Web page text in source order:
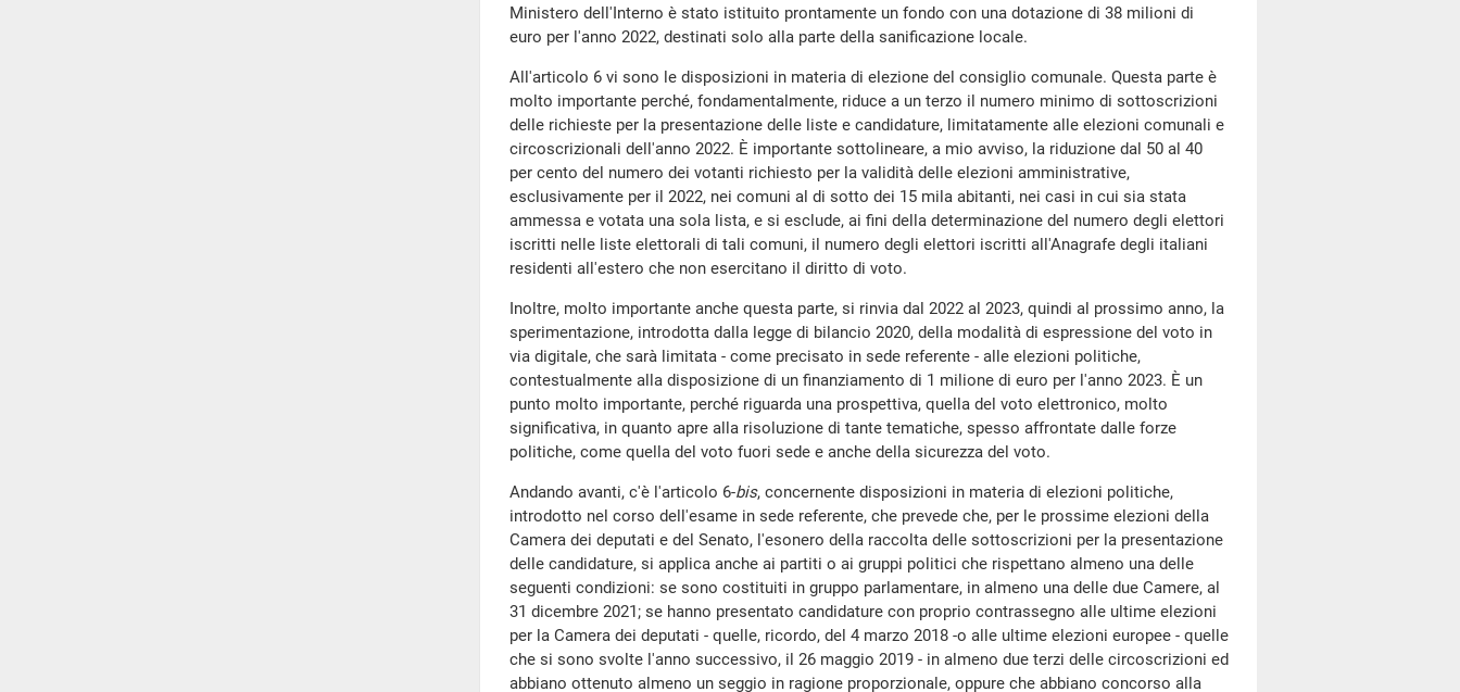
Ministero dell'Interno è stato istituito prontamente un fondo con una dotazione di 38 milioni di
euro per l'anno 2022, destinati solo alla parte della sanificazione locale.
All'articolo 6 vi sono le disposizioni in materia di elezione del consiglio comunale. Questa parte è
molto importante perché, fondamentalmente, riduce a un terzo il numero minimo di sottoscrizioni
delle richieste per la presentazione delle liste e candidature, limitatamente alle elezioni comunali e
circoscrizionali dell'anno 2022. È importante sottolineare, a mio avviso, la riduzione dal 50 al 40
per cento del numero dei votanti richiesto per la validità delle elezioni amministrative,
esclusivamente per il 2022, nei comuni al di sotto dei 15 mila abitanti, nei casi in cui sia stata
ammessa e votata una sola lista, e si esclude, ai fini della determinazione del numero degli elettori
iscritti nelle liste elettorali di tali comuni, il numero degli elettori iscritti all'Anagrafe degli italiani
residenti all'estero che non esercitano il diritto di voto.
Inoltre, molto importante anche questa parte, si rinvia dal 2022 al 2023, quindi al prossimo anno, la
sperimentazione, introdotta dalla legge di bilancio 2020, della modalità di espressione del voto in
via digitale, che sarà limitata - come precisato in sede referente - alle elezioni politiche,
contestualmente alla disposizione di un finanziamento di 1 milione di euro per l'anno 2023. È un
punto molto importante, perché riguarda una prospettiva, quella del voto elettronico, molto
significativa, in quanto apre alla risoluzione di tante tematiche, spesso affrontate dalle forze
politiche, come quella del voto fuori sede e anche della sicurezza del voto.
Andando avanti, c'è l'articolo 6-bis, concernente disposizioni in materia di elezioni politiche,
introdotto nel corso dell'esame in sede referente, che prevede che, per le prossime elezioni della
Camera dei deputati e del Senato, l'esonero della raccolta delle sottoscrizioni per la presentazione
delle candidature, si applica anche ai partiti o ai gruppi politici che rispettano almeno una delle
seguenti condizioni: se sono costituiti in gruppo parlamentare, in almeno una delle due Camere, al
31 dicembre 2021; se hanno presentato candidature con proprio contrassegno alle ultime elezioni
per la Camera dei deputati - quelle, ricordo, del 4 marzo 2018 -o alle ultime elezioni europee - quelle
che si sono svolte l'anno successivo, il 26 maggio 2019 - in almeno due terzi delle circoscrizioni ed
abbiano ottenuto almeno un seggio in ragione proporzionale, oppure che abbiano concorso alla